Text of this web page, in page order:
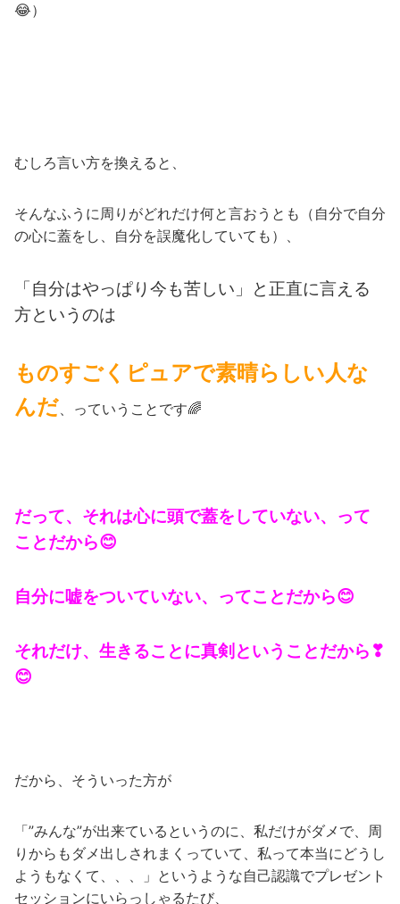
😂）
むしろ言い方を換えると、
そんなふうに周りがどれだけ何と言おうとも（自分で自分
の心に蓋をし、自分を誤魔化していても）、
「自分はやっぱり今も苦しい」と正直に言える
方というのは
ものすごくピュアで素晴らしい人な
んだ、っていうことです🌈
だって、それは心に頭で蓋をしていない、って
ことだから😊
自分に嘘をついていない、ってことだから😊
それだけ、生きることに真剣ということだから❣
😊
だから、そういった方が
「”みんな”が出来ているというのに、私だけがダメで、周
りからもダメ出しされまくっていて、私って本当にどうし
ようもなくて、、、」というような自己認識でプレゼント
セッションにいらっしゃるたび、